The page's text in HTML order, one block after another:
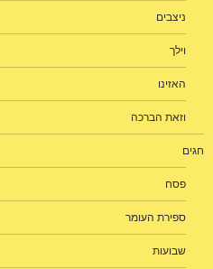
ניצבים
וילך
האזינו
וזאת הברכה
חגים
פסח
ספירת העומר
שבועות